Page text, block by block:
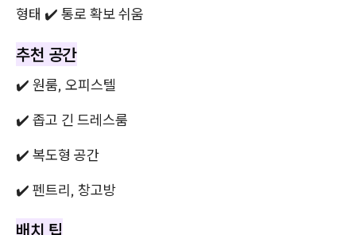
형태 ✔️ 통로 확보 쉬움
추천 공간
✔️ 원룸, 오피스텔
✔️ 좁고 긴 드레스룸
✔️ 복도형 공간
✔️ 펜트리, 창고방
배치 팁